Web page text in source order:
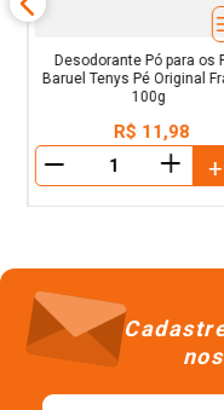
Desodorante Pó para os
Baruel Tenys Pé Original
100g
R$ 11,98
＋